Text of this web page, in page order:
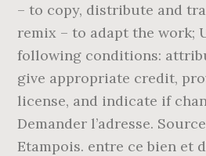
– to copy, distribute and
remix – to adapt the work;
following conditions:
give appropriate credit,
license, and indicate if
Demander l’adresse.
Etampois. entre ce bien et